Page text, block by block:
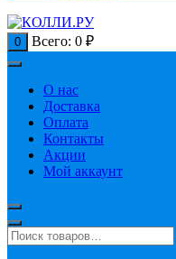
0 Всего: 0 ₽
О нас
Доставка
Оплата
Контакты
Акции
Мой аккаунт